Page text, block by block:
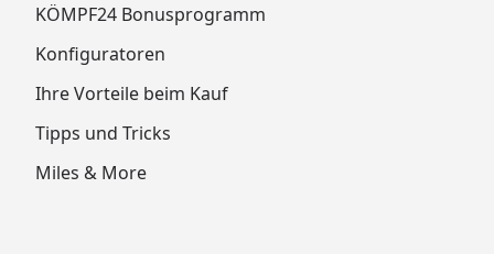
KÖMPF24 Bonusprogramm
Konfiguratoren
Ihre Vorteile beim Kauf
Tipps und Tricks
Miles & More